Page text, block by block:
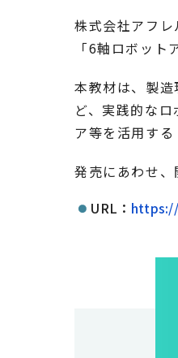
株式会社アフ
「6軸ロボット
本教材は、製
ど、実践的な
ア等を活用する
発売にあわせ
URL：